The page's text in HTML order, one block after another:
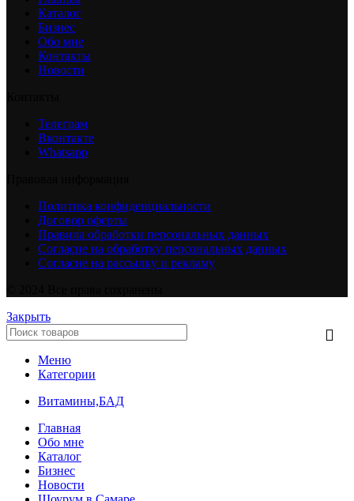
Каталог
Бизнес
Обо мне
Контакты
Новости
Телеграм
Вконтакте
Whatsapp
Политика конфиденциальности
Договор оферты
Правила обработки персональных данных
Согласие на обработку персональных данных
Согласие на рассылку и рекламу
Закрыть
Меню
Категории
Витамины,БАД
Главная
Обо мне
Каталог
Бизнес
Новости